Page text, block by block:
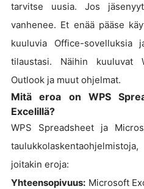
tarvitse uusia. Jos
vanhenee. Et enää pääse
kuuluvia Office-
tilaustasi. Näihin kuuluvat
Outlook ja muut ohjelmat.
Mitä eroa on WPS
Excelillä?
WPS Spreadsheet ja
joitakin eroja:
Yhteensopivuus: Microsoft